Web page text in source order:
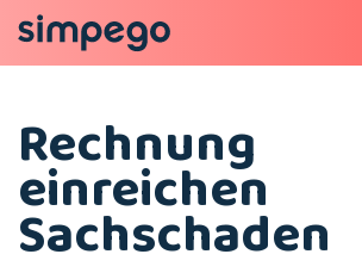
Rechnung
einreichen
Sachschaden